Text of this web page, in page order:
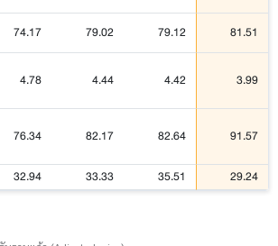
74.17 79.02 79.12 81.51
4.78 4.44 4.42 3.99
76.34 82.17 82.64 91.57
32.94 33.33 35.51 29.24